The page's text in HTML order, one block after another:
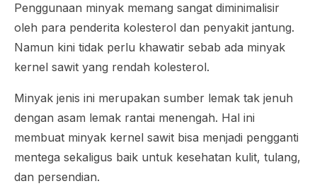
Penggunaan minyak memang sangat diminimalisir
oleh para penderita kolesterol dan penyakit jantung.
Namun kini tidak perlu khawatir sebab ada minyak
kernel sawit yang rendah kolesterol.
Minyak jenis ini merupakan sumber lemak tak jenuh
dengan asam lemak rantai menengah. Hal ini
membuat minyak kernel sawit bisa menjadi pengganti
mentega sekaligus baik untuk kesehatan kulit, tulang,
dan persendian.